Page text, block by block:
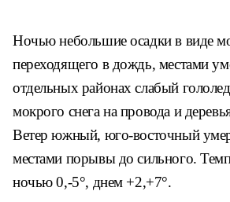
Ночью небольшие осадки в виде
переходящего в дождь, местами
отдельных районах слабый
мокрого снега на провода и
Ветер южный, юго-восточный
местами порывы до сильного.
ночью 0,-5°, днем +2,+7°.